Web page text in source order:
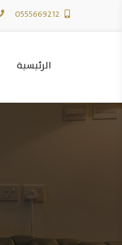
0555669212
الرئيسية